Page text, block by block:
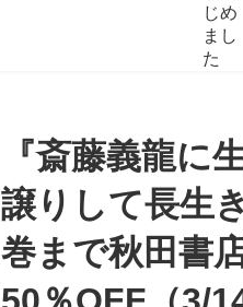
じめ
まし
た
『斎藤義龍に
譲りして長生
巻まで秋田書